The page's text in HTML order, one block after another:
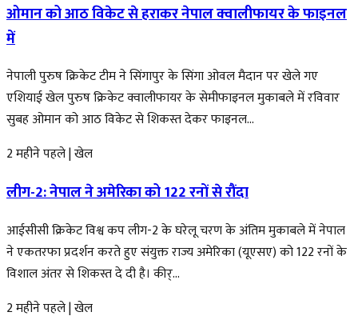
ओमान को आठ विकेट से हराकर नेपाल क्वालीफायर के फाइनल
में
नेपाली पुरुष क्रिकेट टीम ने सिंगापुर के सिंगा ओवल मैदान पर खेले गए
एशियाई खेल पुरुष क्रिकेट क्वालीफायर के सेमीफाइनल मुकाबले में रविवार
सुबह ओमान को आठ विकेट से शिकस्त देकर फाइनल...
2 महीने पहले|खेल
लीग-2: नेपाल ने अमेरिका को 122 रनों से रौंदा
आईसीसी क्रिकेट विश्व कप लीग-2 के घरेलू चरण के अंतिम मुकाबले में नेपाल
ने एकतरफा प्रदर्शन करते हुए संयुक्त राज्य अमेरिका (यूएसए) को 122 रनों के
विशाल अंतर से शिकस्त दे दी है। कीर्...
2 महीने पहले|खेल